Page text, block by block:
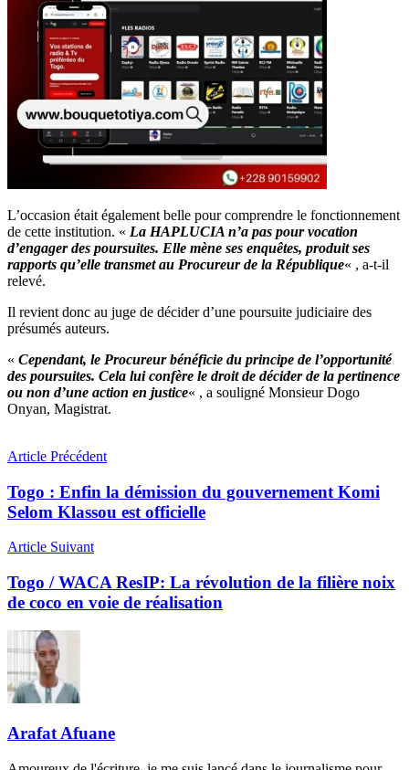
L’occasion était également belle pour comprendre le fonctionnement
de cette institution. « La HAPLUCIA n’a pas pour vocation
d’engager des poursuites. Elle mène ses enquêtes, produit ses
rapports qu’elle transmet au Procureur de la République« , a-t-il
relevé.
Il revient donc au juge de décider d’une poursuite judiciaire des
présumés auteurs.
« Cependant, le Procureur bénéficie du principe de l’opportunité
des poursuites. Cela lui confère le droit de décider de la pertinence
ou non d’une action en justice« , a souligné Monsieur Dogo
Onyan, Magistrat.
Article Précédent
Togo : Enfin la démission du gouvernement Komi
Selom Klassou est officielle
Article Suivant
Togo / WACA ResIP: La révolution de la filière noix
de coco en voie de réalisation
Arafat Afuane